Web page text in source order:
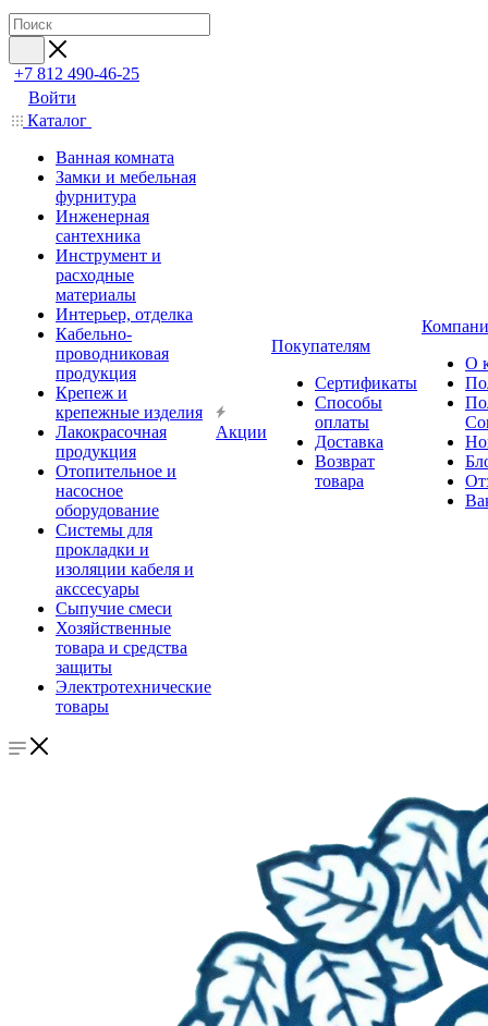
+7 812 490-46-25
Войти
Каталог
Ванная комната
Замки и мебельная
фурнитура
Инженерная
сантехника
Инструмент и
расходные
материалы
Интерьер, отделка
Кабельно-
проводниковая
продукция
Крепеж и
крепежные изделия
Лакокрасочная
продукция
Отопительное и
насосное
оборудование
Системы для
прокладки и
изоляции кабеля и
акссесуары
Сыпучие смеси
Хозяйственные
товара и средства
защиты
Электротехнические
товары
Акции
Покупателям
Сертификаты
Способы
оплаты
Доставка
Возврат
товара
О